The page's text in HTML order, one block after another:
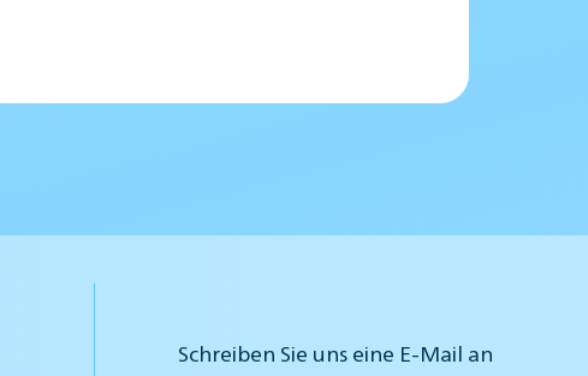
Schreiben Sie uns eine E-Mail an